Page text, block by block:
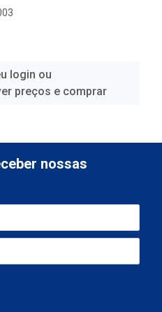
login ou
preços e comprar
nossas